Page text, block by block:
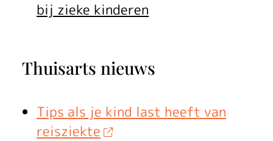
bij zieke kinderen
Thuisarts nieuws
Tips als je kind last heeft van
reisziekte